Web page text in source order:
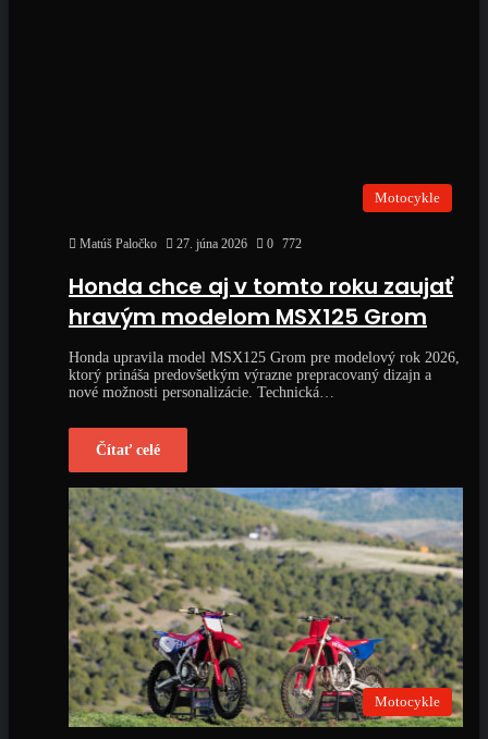
Motocykle
Matúš Paločko 27. júna 2026 0 772
Honda chce aj v tomto roku zaujať
hravým modelom MSX125 Grom
Honda upravila model MSX125 Grom pre modelový rok 2026,
ktorý prináša predovšetkým výrazne prepracovaný dizajn a
nové možnosti personalizácie. Technická…
Čítať celé
Motocykle